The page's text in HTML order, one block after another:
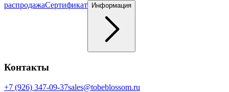
распродажаСертификат Информация
Контакты
+7 (926) 347-09-37sales@tobeblossom.ru